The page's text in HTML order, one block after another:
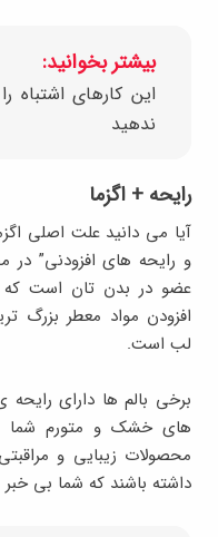
بیشتر بخوانید:
این کارهای اشتباه
ندهید
رایحه + اگزما
آیا می دانید علت اصلی
و رایحه های افزودنی”
عضو در بدن تان است که
افزودن مواد معطر بزرگ
لب است.
برخی بالم ها دارای
های خشک و متورم شما
محصولات زیبایی و
داشته باشند که شما بی خبر